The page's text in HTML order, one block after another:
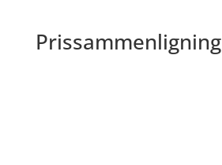
Prissammenligning